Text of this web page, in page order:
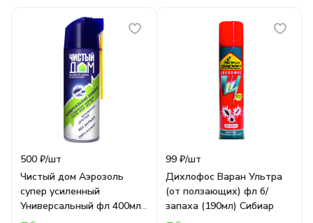
500 ₽/шт
Чистый дом Аэрозоль
супер усиленный
Универсальный фл 400мл
99 ₽/шт
Дихлофос Варан Ультра
(от ползающих) фл б/
запаха (190мл) Сибиар